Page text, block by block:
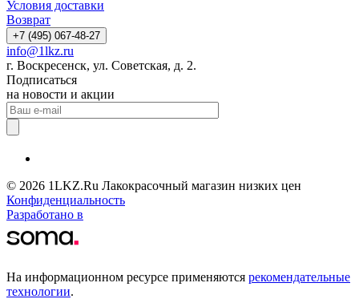
Условия доставки
Возврат
+7 (495) 067-48-27
info@1lkz.ru
г. Воскресенск, ул. Советская, д. 2.
Подписаться
на новости и акции
© 2026 1LKZ.Ru Лакокрасочный магазин низких цен
Конфиденциальность
Разработано в
На информационном ресурсе применяются рекомендательные
технологии.